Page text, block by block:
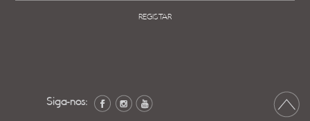
REGISTAR
Siga-nos: